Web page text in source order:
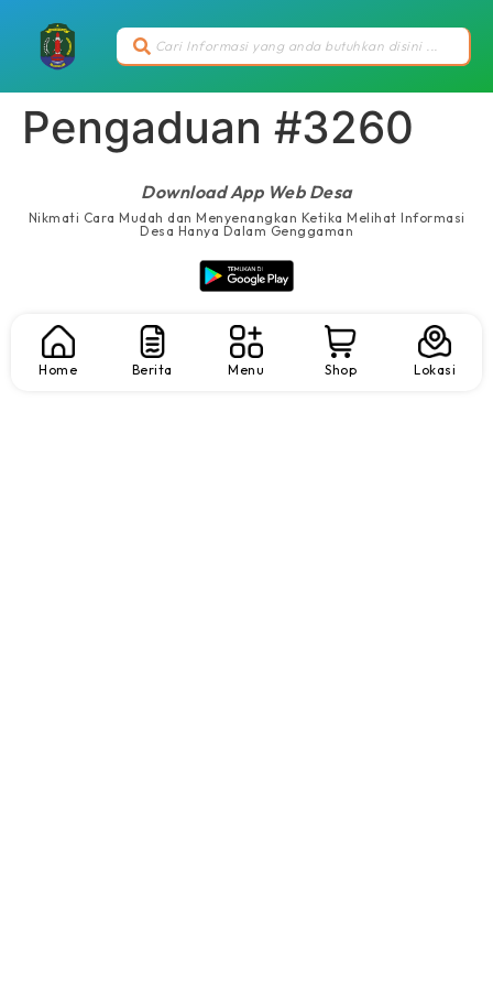
Pengaduan #3260
Download App Web Desa
Nikmati Cara Mudah dan Menyenangkan Ketika Melihat Informasi
Desa Hanya Dalam Genggaman
Home Berita Menu Shop Lokasi